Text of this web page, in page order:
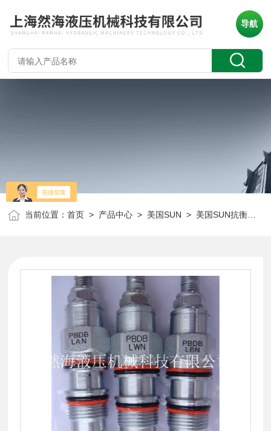
导航
当前位置：首页 > 产品中心 > 美国SUN > 美国SUN抗衡阀